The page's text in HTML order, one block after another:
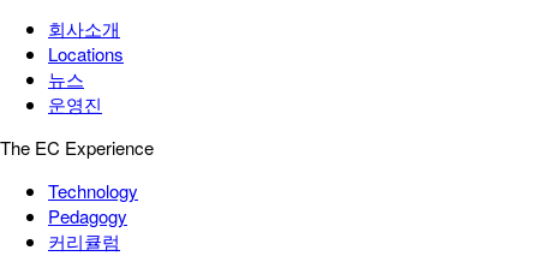
회사소개
Locations
뉴스
운영진
The EC Experience
Technology
Pedagogy
커리큘럼